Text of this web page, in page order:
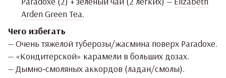
Arden Green Tea.
Чего избегать
— Очень тяжёлой туберозы/жасмина поверх Paradoxe.
— «Кондитерской» карамели в больших дозах.
— Дымно‑смоляных аккордов (ладан/смолы).